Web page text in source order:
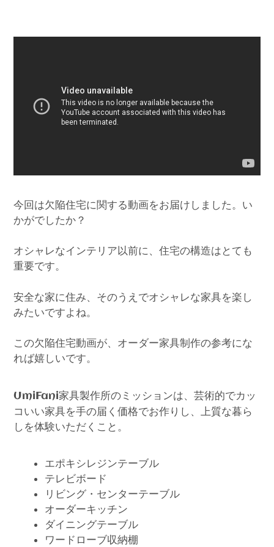
今回は欠陥住宅に関する動画をお届けしました。い
かがでしたか？
オシャレなインテリア以前に、住宅の構造はとても
重要です。
安全な家に住み、そのうえでオシャレな家具を楽し
みたいですよね。
この欠陥住宅動画が、オーダー家具制作の参考にな
れば嬉しいです。
UmiFani家具製作所のミッションは、芸術的でカッ
コいい家具を手の届く価格でお作りし、上質な暮ら
しを体験いただくこと。
エポキシレジンテーブル
テレビボード
リビング・センターテーブル
オーダーキッチン
ダイニングテーブル
ワードローブ収納棚